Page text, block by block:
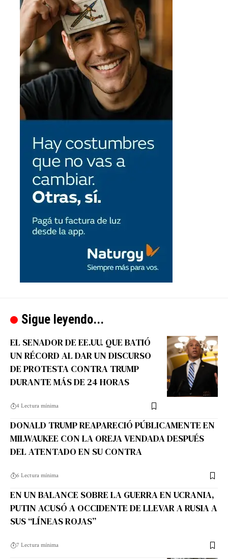
Sigue leyendo...
EL SENADOR DE EE.UU. QUE BATIÓ
UN RÉCORD AL DAR UN DISCURSO
DE PROTESTA CONTRA TRUMP
DURANTE MÁS DE 24 HORAS
4 Lectura mínima
DONALD TRUMP REAPARECIÓ PÚBLICAMENTE EN
MILWAUKEE CON LA OREJA VENDADA DESPUÉS
DEL ATENTADO EN SU CONTRA
6 Lectura mínima
EN UN BALANCE SOBRE LA GUERRA EN UCRANIA,
PUTIN ACUSÓ A OCCIDENTE DE LLEVAR A RUSIA A
SUS “LÍNEAS ROJAS”
7 Lectura mínima